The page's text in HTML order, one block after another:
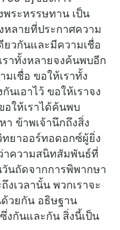
พระหรรษทาน เป็น
ลายที่ประกาศความ
วกันและมีความเชื่อ
ราทั้งหลายจงค้นพบอีก
เชื่อ ขอให้เราทั้ง
นเอาไว้ ขอให้เราจง
ให้เราได้ค้นพบ
า ข้าพเจ้านึกถึงสิ่ง
ยาออร์ทอดอกซ์ผู้ยิ่ง
าความสนิทสัมพันธ์ที่
นถัดจากการพิพากษา
เวลานั้น พวกเราจะ
วยกัน อธิษฐาน
งกันและกัน สิ่งนี้เป็น